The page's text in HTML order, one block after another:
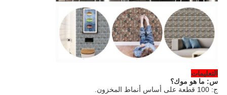
التعليمات
س: ما هو موك؟
ج: 100 قطعة على أساس أنماط المخزون.